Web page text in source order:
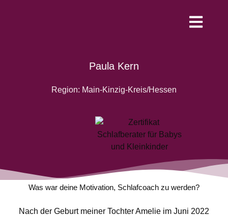
Paula Kern
Region: Main-Kinzig-Kreis/Hessen
Was war deine Motivation, Schlafcoach zu werden?
Nach der Geburt meiner Tochter Amelie im Juni 2022